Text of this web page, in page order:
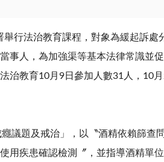
舉行法治教育課程，對象為緩起訴處
事人，為加強渠等基本法律常識並
治教育10月 9日參加人數31 人， 10月
議題及戒治」，以〝酒精依賴篩查
用疾患確認檢測〞，並指導酒精單位